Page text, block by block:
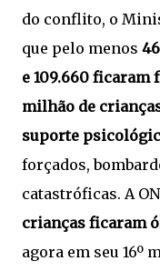
do conflito, o
que pelo menos
e 109.660 ficaram
milhão de
suporte
forçados,
catastróficas. A
crianças ficaram
agora em seu 16º